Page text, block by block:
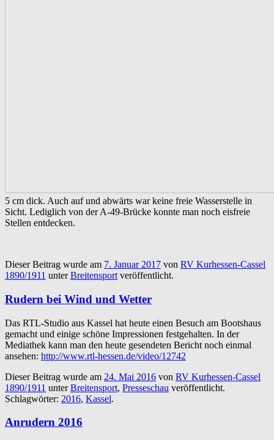
5 cm dick. Auch auf und abwärts war keine freie Wasserstelle in
Sicht. Lediglich von der A-49-Brücke konnte man noch eisfreie
Stellen entdecken.
Dieser Beitrag wurde am 7. Januar 2017 von RV Kurhessen-Cassel
1890/1911 unterBreitensport veröffentlicht.
Rudern bei Wind und Wetter
Das RTL-Studio aus Kassel hat heute einen Besuch am Bootshaus
gemacht und einige schöne Impressionen festgehalten. In der
Mediathek kann man den heute gesendeten Bericht noch einmal
ansehen: http://www.rtl-hessen.de/video/12742
Dieser Beitrag wurde am 24. Mai 2016 von RV Kurhessen-Cassel
1890/1911 unterBreitensport, Presseschau veröffentlicht.
Schlagwörter: 2016, Kassel.
Anrudern 2016